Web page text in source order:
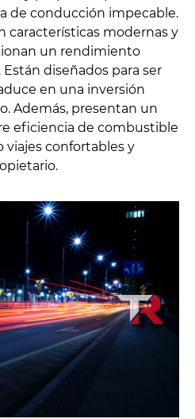
de conducción impecable.
características modernas y
un rendimiento
diseñados para ser
en una inversión
Además, presentan un
eficiencia de combustible
viajes confortables y